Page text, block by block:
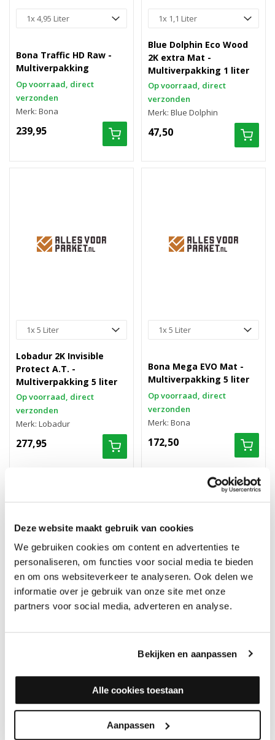
Deze website maakt gebruik van cookies
We gebruiken cookies om content en advertenties te
personaliseren, om functies voor social media te bieden
en om ons websiteverkeer te analyseren. Ook delen we
informatie over je gebruik van onze site met onze
partners voor social media, adverteren en analyse.
Bekijken en aanpassen
Alle cookies toestaan
Aanpassen
Bona Traffic HD Raw -
Multiverpakking
Op voorraad, direct
verzonden
Merk: Bona
239,95
Blue Dolphin Eco Wood
2K extra Mat -
Multiverpakking 1 liter
Op voorraad, direct
verzonden
Merk: Blue Dolphin
47,50
Lobadur 2K Invisible
Protect A.T. -
Multiverpakking 5 liter
Op voorraad, direct
verzonden
Merk: Lobadur
277,95
Bona Mega EVO Mat -
Multiverpakking 5 liter
Op voorraad, direct
verzonden
Merk: Bona
172,50
Protect A.T. -
Multiverpakking 1 liter
Op voorraad, direct
Bona Mega EVO Mat -
Multiverpakking 1 liter
Op voorraad, direct
verzonden
Merk: Bona